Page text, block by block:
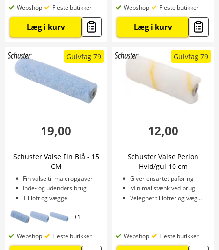
Webshop Fleste butikker
Læg i kurv
Webshop Fleste butikker
Læg i kurv
Gulvfag 79
19,00
Schuster Valse Fin Blå - 15
CM
Fin valse til maleropgaver
Inde- og udendørs brug
Til loft og vægge
+1
Webshop Fleste butikker
Gulvfag 79
12,00
Schuster Valse Perlon
Hvid/gul 10 cm
Giver ensartet påføring
Minimal stænk ved brug
Velegnet til lofter og vægge
Webshop Fleste butikker